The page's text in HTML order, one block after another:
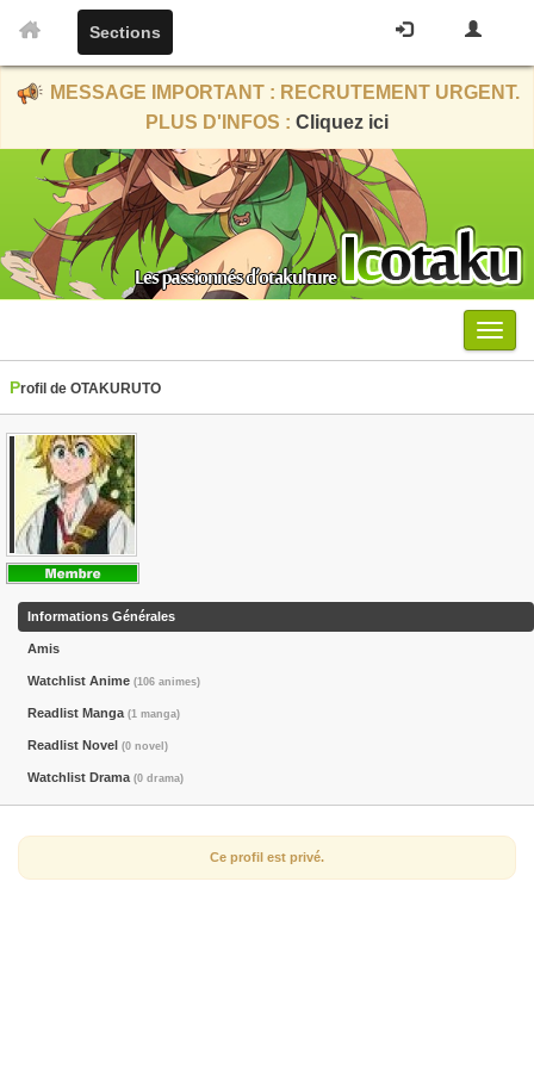
Sections
MESSAGE IMPORTANT : RECRUTEMENT URGENT.
PLUS D'INFOS : Cliquez ici
Menu
Profil de OTAKURUTO
Informations Générales
Amis
Watchlist Anime (106 animes)
Readlist Manga (1 manga)
Readlist Novel (0 novel)
Watchlist Drama (0 drama)
Ce profil est privé.